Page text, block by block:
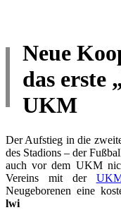
Neue
das erste
UKM
Der Aufstieg in die
des Stadions – der
auch vor dem UKM
Vereins mit der
Neugeborenen eine
lwi